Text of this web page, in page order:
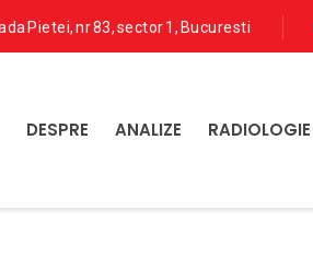
Pietei, nr 83, sector 1, Bucuresti
DESPRE ANALIZE RADIOLOGIE